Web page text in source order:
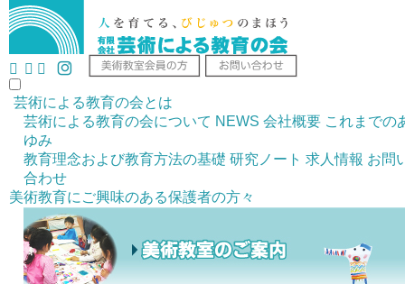
芸術による教育の会とは
芸術による教育の会について NEWS 会社概要 これまでの
ゆみ
教育理念および教育方法の基礎 研究ノート 求人情報 お問
合わせ
美術教育にご興味のある保護者の方々